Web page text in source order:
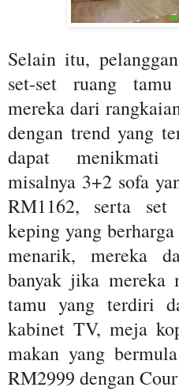
Selain itu,
set-set ruang
mereka dari
dengan trend yang
dapat menikmati
misalnya 3+2 sofa
RM1162, serta set
keping yang
menarik, mereka
banyak jika mereka
tamu yang terdiri
kabinet TV, meja
makan yang
RM2999 dengan